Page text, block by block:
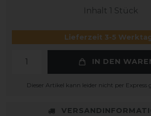
Inhalt 1 Stück
Lieferzeit 3-5
IN DEN
Dieser Artikel kann leider nicht per Express